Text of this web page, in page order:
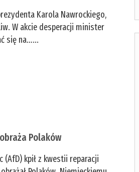
Karola Nawrockiego,
W akcie desperacji minister
się na…...
Polaków
(AfD) kpił z kwestii reparacji